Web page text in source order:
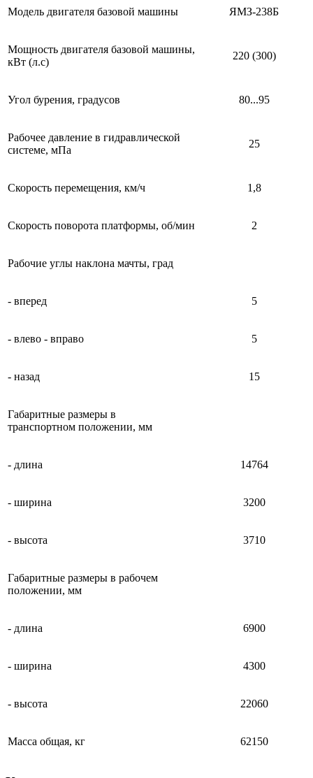
Модель двигателя базовой машины ЯМЗ-238Б
Мощность двигателя базовой машины,
кВт (л.с)
220 (300)
Угол бурения, градусов 80...95
Рабочее давление в гидравлической
системе, мПа
25
Скорость перемещения, км/ч 1,8
Скорость поворота платформы, об/мин 2
Рабочие углы наклона мачты, град
- вперед 5
- влево - вправо 5
- назад 15
Габаритные размеры в
транспортном положении, мм
- длина 14764
- ширина 3200
- высота 3710
Габаритные размеры в рабочем
положении, мм
- длина 6900
- ширина 4300
- высота 22060
Масса общая, кг 62150